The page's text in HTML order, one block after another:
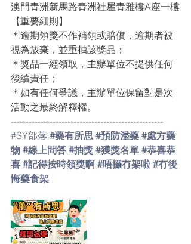
澳門青洲新馬路青洲社屋青雅樓A座一樓
【重要細則】
＊逾期領獎不作補領或賠償，逾期者被
視為放棄，並重抽該獎品；
＊獎品一經領取，主辦單位不提供任何
後續責任；
＊如有任何爭議，主辦單位保留對是次
活動之最終解釋權。
---------------------------------------------------
#SY部落 #藥有所思 #預防濫藥 #處方藥
物 #線上問答 #抽獎 #獲獎名單 #恭喜恭
喜 #記得按時領獎啊 #唔攞冇架啦 #冇後
悔藥食架